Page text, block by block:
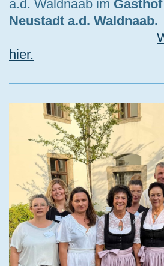
a.d. Waldnaab im
Neustadt a.d. Waldnaab.
hier.